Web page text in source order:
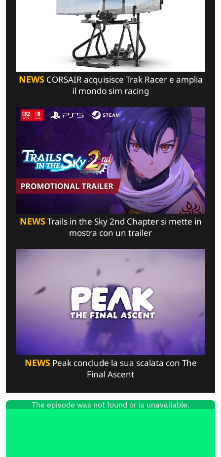
NEWSCORSAIR acquisisce Trak Racer e amplia
il mondo sim racing
NEWSTrails in the Sky 2nd Chapter si mette in
mostra con un trailer
NEWSPeak conclude la sua scalata con The
Final Ascent